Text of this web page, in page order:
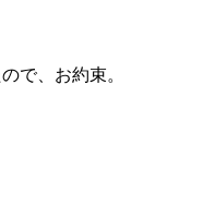
で、お約束。